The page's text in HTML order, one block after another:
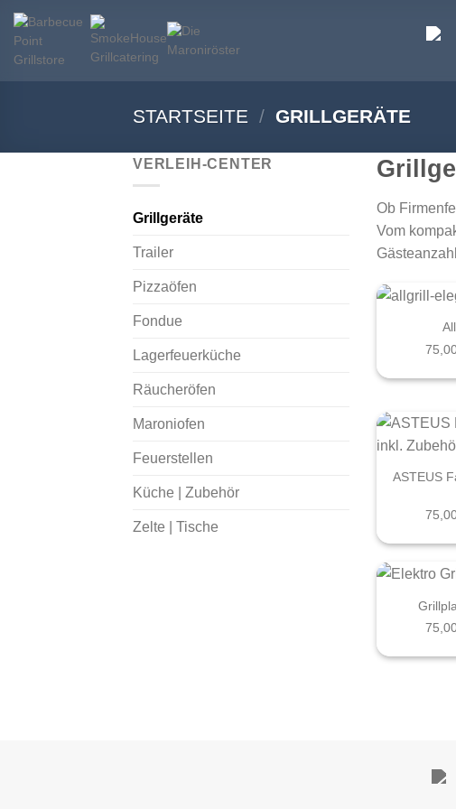
Zum
Inhalt
springen
STARTSEITE / GRILLGERÄTE
VERLEIH-CENTER
Grillgeräte
Trailer
Pizzaöfen
Fondue
Lagerfeuerküche
Räucheröfen
Maroniofen
Feuerstellen
Küche | Zubehör
Zelte | Tische
Ob
Vom
+
+
ASTEUS
+